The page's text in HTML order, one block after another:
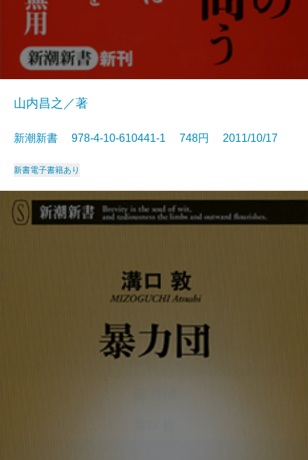
山内昌之／著
新潮新書 978-4-10-610441-1 748円 2011/10/17
新書電子書籍あり